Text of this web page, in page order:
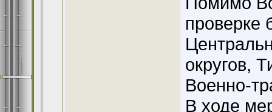
проверке
округов,
Военно-
В ходе